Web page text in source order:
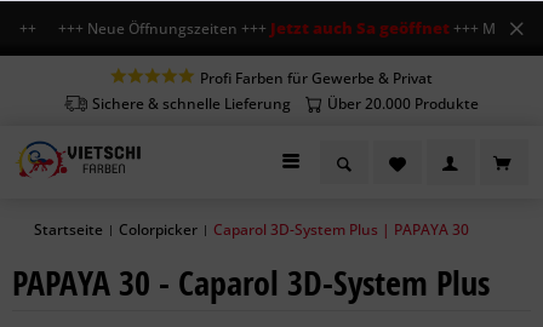
+++ Neue Öffnungszeiten +++Jetzt auch Sa geöffnet+++ Mo-Fr 7-18
Profi Farben für Gewerbe & Privat
Sichere & schnelle Lieferung
Über 20.000 Produkte
Startseite | Colorpicker | Caparol 3D-System Plus | PAPAYA 30
PAPAYA 30 - Caparol 3D-System Plus